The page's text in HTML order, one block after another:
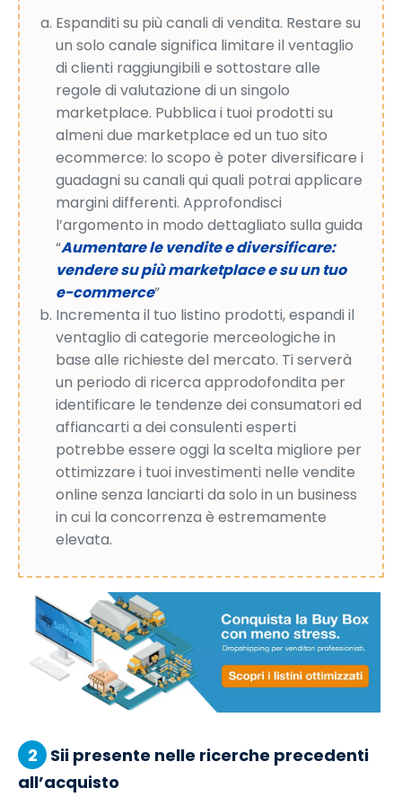
Espanditi su più canali di vendita. Restare su
un solo canale significa limitare il ventaglio
di clienti raggiungibili e sottostare alle
regole di valutazione di un singolo
marketplace. Pubblica i tuoi prodotti su
almeni due marketplace ed un tuo sito
ecommerce: lo scopo è poter diversificare i
guadagni su canali qui quali potrai applicare
margini differenti. Approfondisci
l’argomento in modo dettagliato sulla guida
“Aumentare le vendite e diversificare:
vendere su più marketplace e su un tuo
e-commerce”
Incrementa il tuo listino prodotti, espandi il
ventaglio di categorie merceologiche in
base alle richieste del mercato. Ti serverà
un periodo di ricerca approdofondita per
identificare le tendenze dei consumatori ed
affiancarti a dei consulenti esperti
potrebbe essere oggi la scelta migliore per
ottimizzare i tuoi investimenti nelle vendite
online senza lanciarti da solo in un business
in cui la concorrenza è estremamente
elevata.
2
Sii presente nelle ricerche precedenti
all’acquisto